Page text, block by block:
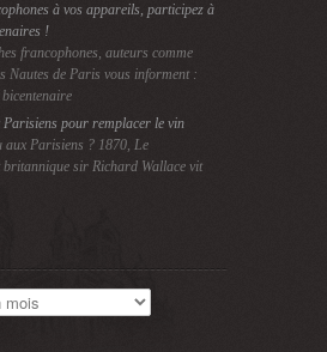
à vos appareils, participez à
!
francophones, auteurs comme
Nautes de Paris vous informent :
bicentenaire
Parisiens pour remplacer le vin
aux Parisiens ? 1870, Le
sir Richard Wallace vit